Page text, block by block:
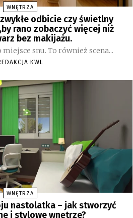
WNĘTRZA
odbicie czy świetlny
rano zobaczyć więcej niż
bez makijażu.
snu. To również scena...
KWL
WNĘTRZA
nastolatka – jak stworzyć
i stylowe wnętrze?